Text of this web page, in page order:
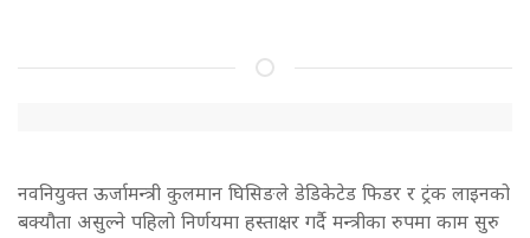
नवनियुक्त ऊर्जामन्त्री कुलमान घिसिङले डेडिकेटेड फिडर र ट्रंक लाइनको
बक्यौता असुल्ने पहिलो निर्णयमा हस्ताक्षर गर्दै मन्त्रीका रुपमा काम सुरु